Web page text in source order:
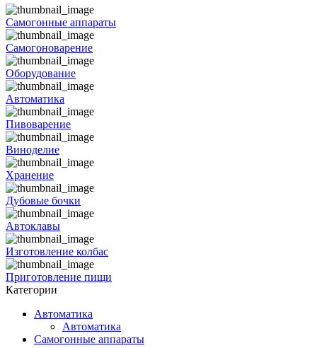
Самогонные аппараты
Самогоноварение
Оборудование
Автоматика
Пивоварение
Виноделие
Хранение
Дубовые бочки
Автоклавы
Изготовление колбас
Приготовление пищи
Категории
Автоматика
Автоматика
Самогонные аппараты